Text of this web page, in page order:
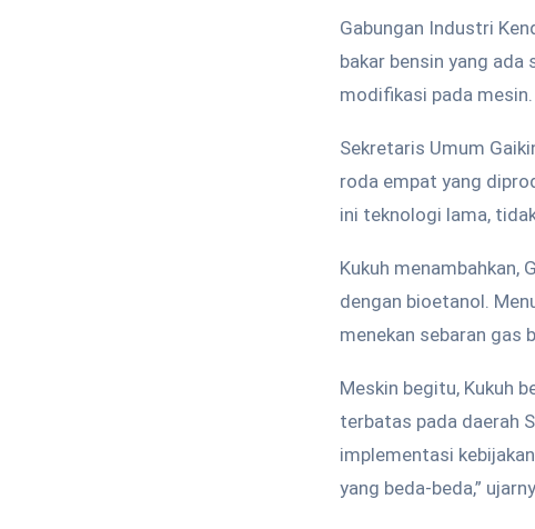
Gabungan Industri
bakar bensin yang
modifikasi pada mesin.
Sekretaris Umum
roda empat yang
ini teknologi lama,
Kukuh menambahkan,
dengan bioetanol.
menekan sebaran gas
Meskin begitu, Kukuh
terbatas pada daerah
implementasi
yang beda-beda,”